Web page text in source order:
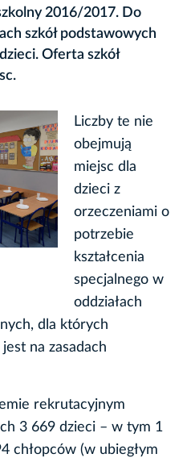
2016/2017. Do
szkół podstawowych
Oferta szkół
Liczby te nie
obejmują
miejsc dla
dzieci z
orzeczeniami o
potrzebie
kształcenia
specjalnego w
oddziałach
dla których
na zasadach
rekrutacyjnym
3 669 dzieci – w tym 1
chłopców (w ubiegłym